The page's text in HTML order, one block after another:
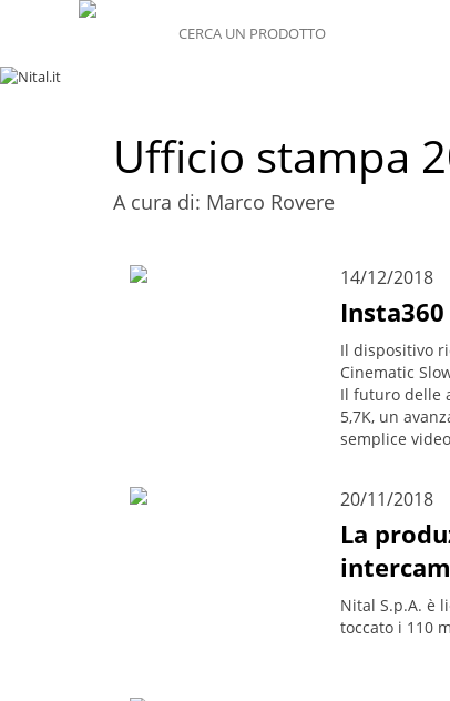
Ufficio stampa
A cura di: Marco Rovere
14/12/2018
Il dispositivo
Cinematic
Il futuro delle
5,7K, un
semplice
20/11/2018
La
Nital S.p.A. è
toccato i 110